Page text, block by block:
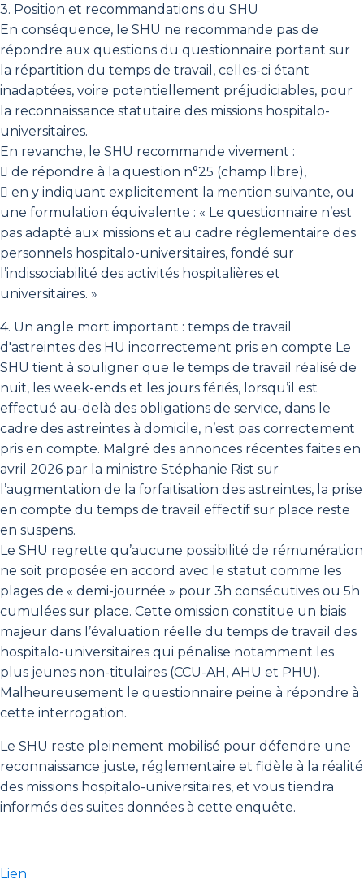
3. Position et recommandations du SHU
En conséquence, le SHU ne recommande pas de
répondre aux questions du questionnaire portant sur
la répartition du temps de travail, celles-ci étant
inadaptées, voire potentiellement préjudiciables, pour
la reconnaissance statutaire des missions hospitalo-
universitaires.
En revanche, le SHU recommande vivement :
 de répondre à la question n°25 (champ libre),
 en y indiquant explicitement la mention suivante, ou
une formulation équivalente : « Le questionnaire n’est
pas adapté aux missions et au cadre réglementaire des
personnels hospitalo-universitaires, fondé sur
l’indissociabilité des activités hospitalières et
universitaires. »
4. Un angle mort important : temps de travail
d'astreintes des HU incorrectement pris en compte Le
SHU tient à souligner que le temps de travail réalisé de
nuit, les week-ends et les jours fériés, lorsqu’il est
effectué au-delà des obligations de service, dans le
cadre des astreintes à domicile, n’est pas correctement
pris en compte. Malgré des annonces récentes faites en
avril 2026 par la ministre Stéphanie Rist sur
l’augmentation de la forfaitisation des astreintes, la prise
en compte du temps de travail effectif sur place reste
en suspens.
Le SHU regrette qu’aucune possibilité de rémunération
ne soit proposée en accord avec le statut comme les
plages de « demi-journée » pour 3h consécutives ou 5h
cumulées sur place. Cette omission constitue un biais
majeur dans l’évaluation réelle du temps de travail des
hospitalo-universitaires qui pénalise notamment les
plus jeunes non-titulaires (CCU-AH, AHU et PHU).
Malheureusement le questionnaire peine à répondre à
cette interrogation.
Le SHU reste pleinement mobilisé pour défendre une
reconnaissance juste, réglementaire et fidèle à la réalité
des missions hospitalo-universitaires, et vous tiendra
informés des suites données à cette enquête.
Lien